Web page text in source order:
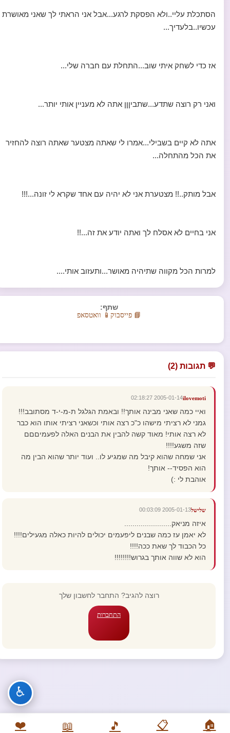
🏠
📋
🎵
📖
❤️
הסתכלת עליי..ולא הפסקת לרגע...אבל אני הראתי לך שאני מאושרת
עכשיו..בלעדיך...
אז כדי לשחק איתי שוב...התחלת עם חברה שלי...
ואני רק רוצה שתדע...שתביןןן אתה לא מעניין אותי יותר...
אתה לא קיים בשבילי...אמרו לי שאתה מצטער שאתה רוצה להחזיר
את הכל מהתחלה...
אבל מותק..!! מצטערת אני לא יהיה עם אחד שקרא לי זונה...!!!
אני בחיים לא אסלח לך ואתה יודע את זה...!!
למרות הכל מקווה שתיהיה מאושר...ותעזוב אותי....
שתף:
📘 פייסבוק 📱 וואטסאפ
💬 תגובות (2)
ilovemoti
2005-01-14 02:18:27
ואיי כמה שאני מבינה אותך!! ובאמת הגלגל ת-מ-י-ד מסתובב!!!
גמני לא רציתי מישהו כ"כ רצה אותי וכשאני רציתי אותו הוא כבר
לא רצה אותי! מאוד קשה להבין את הבנים האלה לפעמיםםם
שזה משגע!!!!
אני שמחה שהוא קיבל מה שמגיע לו.. ועוד יותר שהוא הבין מה
הוא הפסיד-- אותך!
אוהבת לי :)
שלישל2005-01-13 00:03:09
איזה מניאק.......................
לא יאמן עז כמה שבנים ליפעמים יכולים להיות כאלה מגעילים!!!!
כל הכבוד לך שאת ככה!!!!
הוא לא שווה אותך בגרוש!!!!!!!!
רוצה להגיב? התחבר לחשבון שלך
התחברות
♿